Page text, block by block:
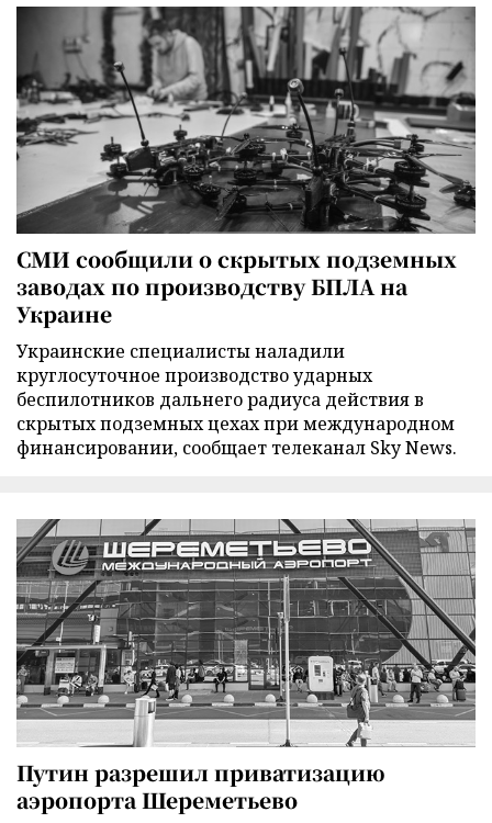
СМИ сообщили о скрытых подземных
заводах по производству БПЛА на
Украине
Украинские специалисты наладили
круглосуточное производство ударных
беспилотников дальнего радиуса действия в
скрытых подземных цехах при международном
финансировании, сообщает телеканал Sky News.
Путин разрешил приватизацию
аэропорта Шереметьево